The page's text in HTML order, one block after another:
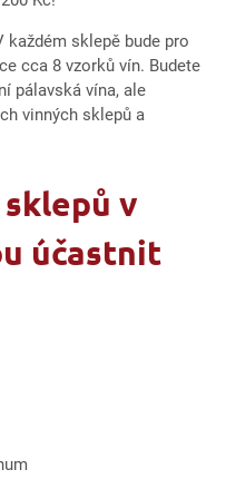
sklepě bude pro
cca 8 vzorků vín. Budete
pálavská vína, ale
vinných sklepů a
v
účastnit